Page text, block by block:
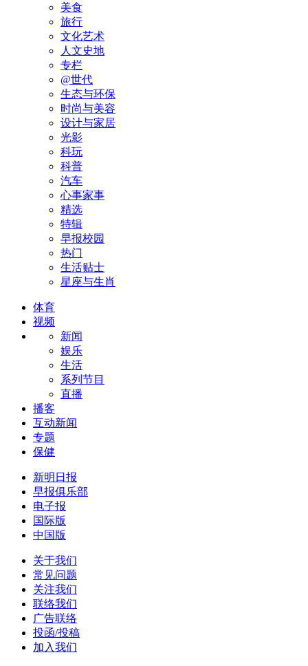
美食
旅行
文化艺术
人文史地
专栏
@世代
生态与环保
时尚与美容
设计与家居
光影
科玩
科普
汽车
心事家事
精选
特辑
早报校园
热门
生活贴士
星座与生肖
体育
视频
新闻
娱乐
生活
系列节目
直播
播客
互动新闻
专题
保健
新明日报
早报俱乐部
电子报
国际版
中国版
关于我们
常见问题
关注我们
联络我们
广告联络
投函/投稿
加入我们